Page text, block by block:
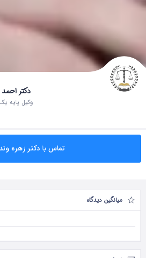
دکتر
وکیل پایه
تماس با دکتر زهره
میانگین دیدگاه